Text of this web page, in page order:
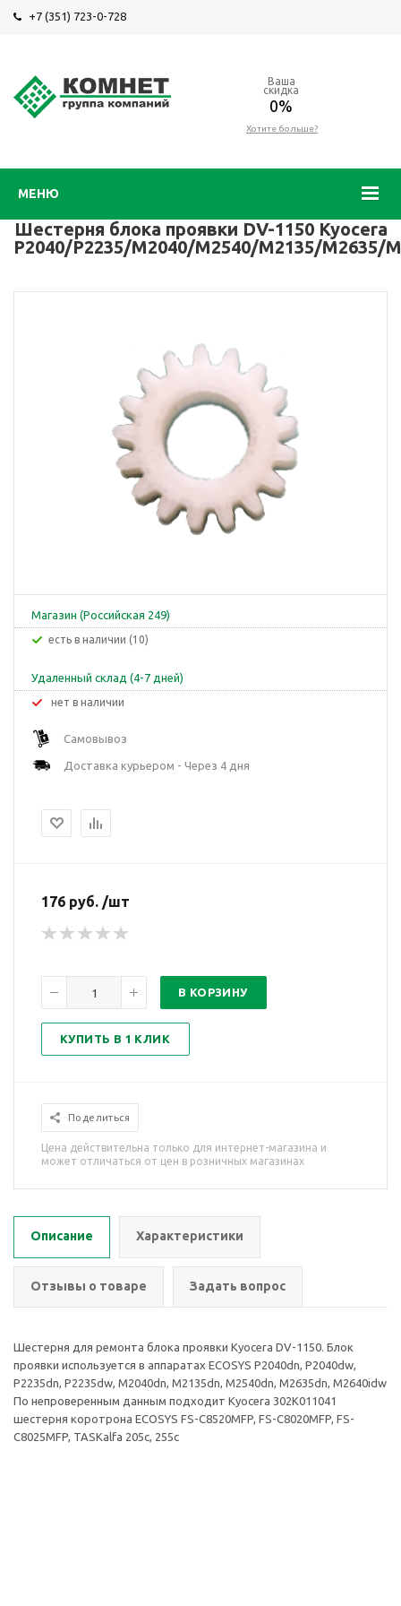
+7 (351) 723-0-728
МЕНЮ
Ваша
скидка
0%
Хотите больше?
Шестерня блока проявки DV-1150 Kyocera
P2040/P2235/M2040/M2540/M2135/M2635/
Магазин (Российская 249)
Есть в наличии (10)
Удаленный склад (4-7 дней)
Нет в наличии
Самовывоз
Доставка курьером - Через 4 дня
176 руб. /шт
В КОРЗИНУ
КУПИТЬ В 1 КЛИК
Поделиться
Цена действительна только для интернет-магазина и
может отличаться от цен в розничных магазинах
Описание Характеристики
Отзывы о товаре Задать вопрос
Шестерня для ремонта блока проявки Kyocera DV-1150. Блок
проявки используется в аппаратах ECOSYS P2040dn, P2040dw,
P2235dn, P2235dw, M2040dn, M2135dn, M2540dn, M2635dn, M2640idw
По непроверенным данным подходит Kyocera 302K011041
шестерня коротрона ECOSYS FS-C8520MFP, FS-C8020MFP, FS-
C8025MFP, TASKalfa 205c, 255c